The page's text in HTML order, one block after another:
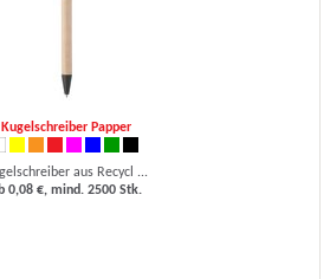
Kugelschreiber Papper
aus Recycl ...
0,08 €, mind. 2500 Stk.